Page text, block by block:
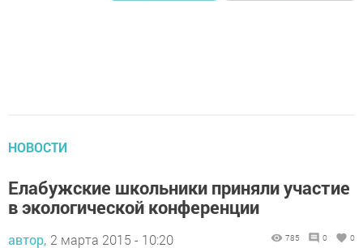
НОВОСТИ
Елабужские школьники приняли участие
в экологической конференции
автор, 2 марта 2015 - 10:20 785 0 0